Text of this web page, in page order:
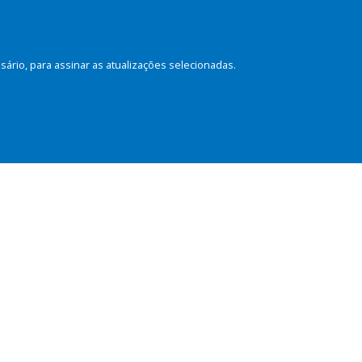
para assinar as atualizações selecionadas.